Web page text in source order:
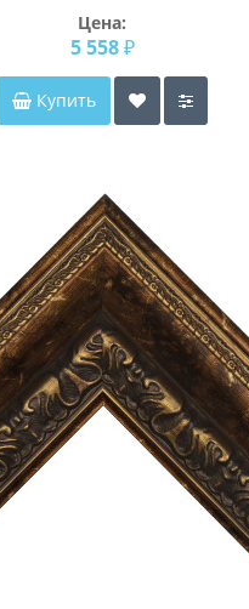
Цена:
5 558 ₽
Купить